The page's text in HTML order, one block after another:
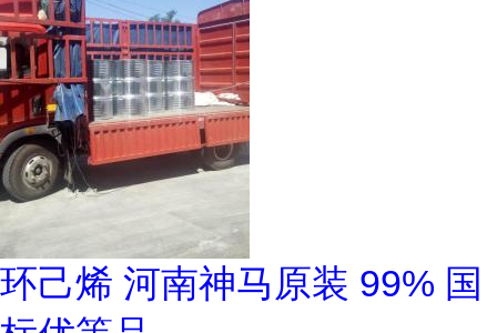
环己烯 河南神马原装 99% 国